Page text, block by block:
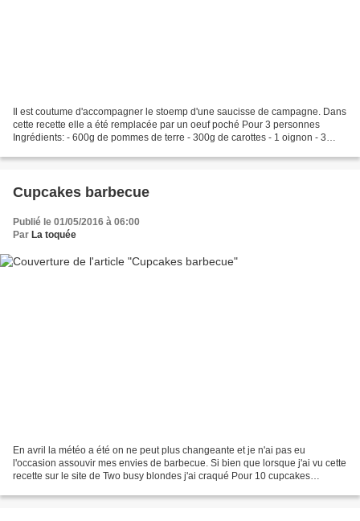
Il est coutume d'accompagner le stoemp d'une saucisse de campagne. Dans
cette recette elle a été remplacée par un oeuf poché Pour 3 personnes
Ingrédients: - 600g de pommes de terre - 300g de carottes - 1 oignon - 3
Cupcakes barbecue
Publié le 01/05/2016 à 06:00
Par La toquée
En avril la météo a été on ne peut plus changeante et je n'ai pas eu
l'occasion assouvir mes envies de barbecue. Si bien que lorsque j'ai vu cette
recette sur le site de Two busy blondes j'ai craqué Pour 10 cupcakes